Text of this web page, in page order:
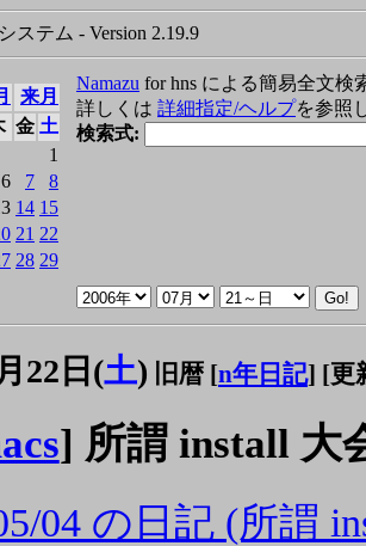
ステム - Version 2.19.9
来月
金 土
1
6 7
8
14 15
21 22
28 29
Namazu for hns による簡易全文検
詳しくは 詳細指定/ヘルプを参照
検索式:
22日(土) 旧暦 [n年日記] [更
] 所謂 install 大
04 の日記 (所謂